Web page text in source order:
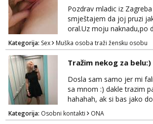
Pozdrav mladic iz
smještajem da joj pruzi
oral.Uz moju naknadu,po
.Diskrecija osigurana.
Kategorija: Sex Muška osoba traži žensku osobu
Tražim nekog za belu:)
Dosla sam samo jer mi
sa mnom :) dakle trazim
hahahah, ak si bas jako
razmislit za dalje Klikni na
tamo, cekam te!
Kategorija: Osobni kontakti ONA